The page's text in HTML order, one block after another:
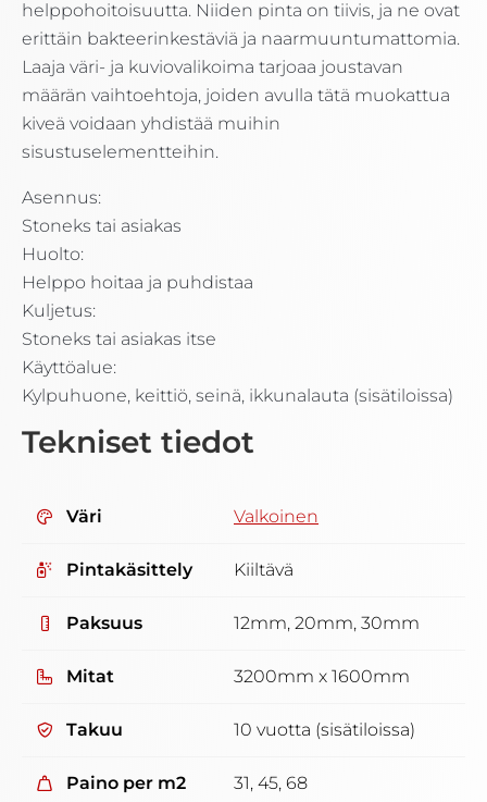
helppohoitoisuutta. Niiden pinta on tiivis, ja ne ovat
erittäin bakteerinkestäviä ja naarmuuntumattomia.
Laaja väri- ja kuviovalikoima tarjoaa joustavan
määrän vaihtoehtoja, joiden avulla tätä muokattua
kiveä voidaan yhdistää muihin
sisustuselementteihin.
Asennus:
Stoneks tai asiakas
Huolto:
Helppo hoitaa ja puhdistaa
Kuljetus:
Stoneks tai asiakas itse
Käyttöalue:
Kylpuhuone, keittiö, seinä, ikkunalauta (sisätiloissa)
Tekniset tiedot
Väri Valkoinen
Pintakäsittely Kiiltävä
Paksuus 12mm, 20mm, 30mm
Mitat 3200mm x 1600mm
Takuu 10 vuotta (sisätiloissa)
Paino per m2 31, 45, 68